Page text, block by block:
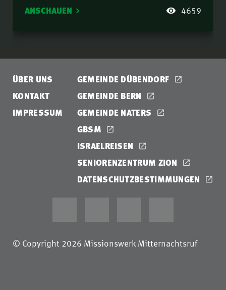
ANSCHAUEN 4659
ÜBER UNS
KONTAKT
IMPRESSUM
GEMEINDE DÜBENDORF
GEMEINDE BERN
GEMEINDE NATERS
GBSM
ISRAELREISEN
SENIORENZENTRUM ZION
DATENSCHUTZBESTIMMUNGEN
© Copyright 2026 Missionswerk Mitternachtsruf